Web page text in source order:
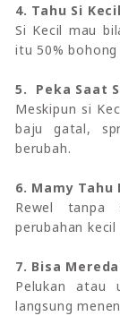
4. Tahu Si
Si Kecil mau
itu 50%
5. Peka Saat
Meskipun si
baju gatal,
berubah.
6. Mamy Tahu
Rewel tanpa
perubahan
7. Bisa
Pelukan atau
langsung